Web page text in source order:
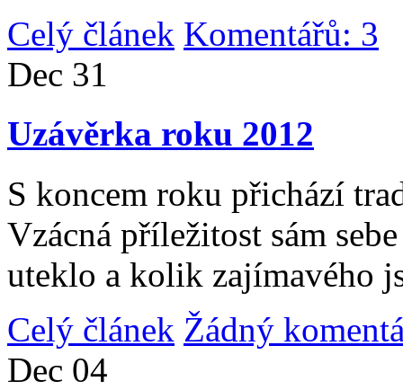
Celý článek Komentářů: 3
Dec 31
Uzávěrka roku 2012
S koncem roku přichází
Vzácná příležitost sám
uteklo a kolik zajímavého
Celý článek Žádný
Dec 04